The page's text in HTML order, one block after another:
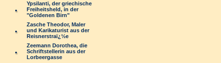
Ypsilanti, der griechische
Freiheitsheld, in der
"Goldenen Birn"
Zasche Theodor, Maler
und Karikaturist aus der
Reisnerstraï¿½e
Zeemann Dorothea, die
Schriftstellerin aus der
Lorbeergasse